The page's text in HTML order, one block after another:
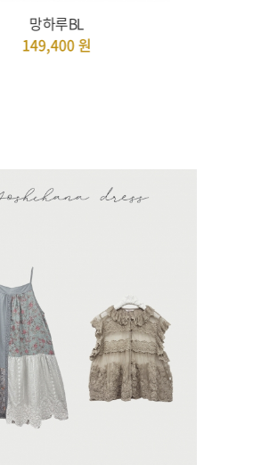
망하루BL
149,400원